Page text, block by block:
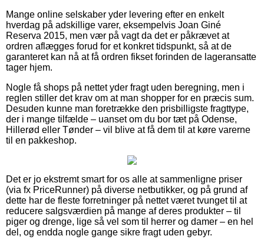
Mange online selskaber yder levering efter en enkelt
hverdag på adskillige varer, eksempelvis Joan Giné
Reserva 2015, men vær på vagt da det er påkrævet at
ordren aflægges forud for et konkret tidspunkt, så at de
garanteret kan nå at få ordren fikset forinden de lageransatte
tager hjem.
Nogle få shops på nettet yder fragt uden beregning, men i
reglen stiller det krav om at man shopper for en præcis sum.
Desuden kunne man foretrække den prisbilligste fragttype,
der i mange tilfælde – uanset om du bor tæt på Odense,
Hillerød eller Tønder – vil blive at få dem til at køre varerne
til en pakkeshop.
Det er jo ekstremt smart for os alle at sammenligne priser
(via fx PriceRunner) på diverse netbutikker, og på grund af
dette har de fleste forretninger på nettet været tvunget til at
reducere salgsværdien på mange af deres produkter – til
piger og drenge, lige så vel som til herrer og damer – en hel
del, og endda nogle gange sikre fragt uden gebyr.